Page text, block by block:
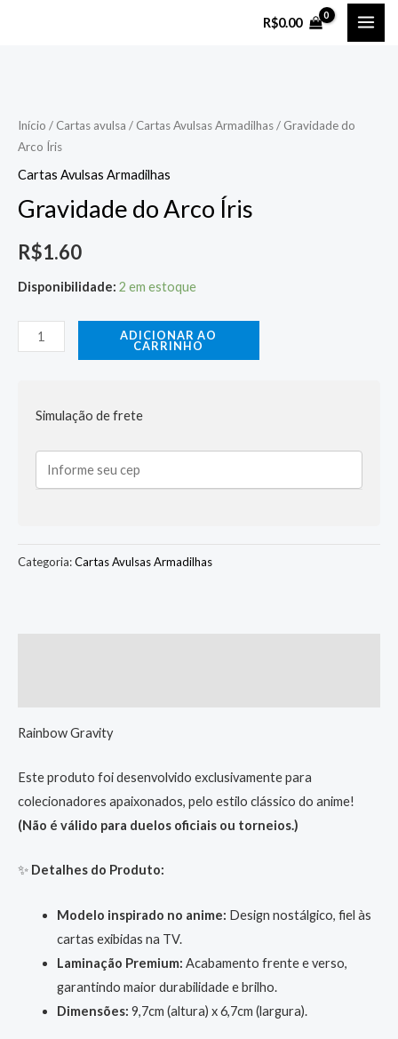
R$0.00
Início / Cartas avulsa / Cartas Avulsas Armadilhas/ Gravidade do
Arco Íris
Cartas Avulsas Armadilhas
Gravidade do Arco Íris
R$1.60
Disponibilidade: 2 em estoque
Arco
Íris
quantidade
ADICIONAR AO
CARRINHO
Simulação de frete
Categoria:Cartas Avulsas Armadilhas
Rainbow Gravity
Este produto foi desenvolvido exclusivamente para
colecionadores apaixonados, pelo estilo clássico do anime!
(Não é válido para duelos oficiais ou torneios.)
✨ Detalhes do Produto:
Modelo inspirado no anime: Design nostálgico, fiel às
cartas exibidas na TV.
Laminação Premium: Acabamento frente e verso,
garantindo maior durabilidade e brilho.
Dimensões: 9,7cm (altura) x 6,7cm (largura).